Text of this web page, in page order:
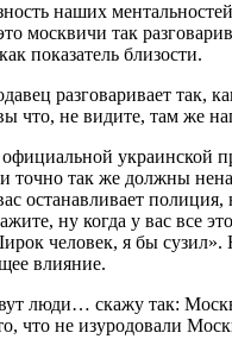
наших
москвичи так
показатель близости.
разговаривает так,
что, не видите, там же
украинской
точно так же должны
останавливает
ну когда у вас все
человек, я бы сузил».
влияние.
люди… скажу так:
что не изуродовали